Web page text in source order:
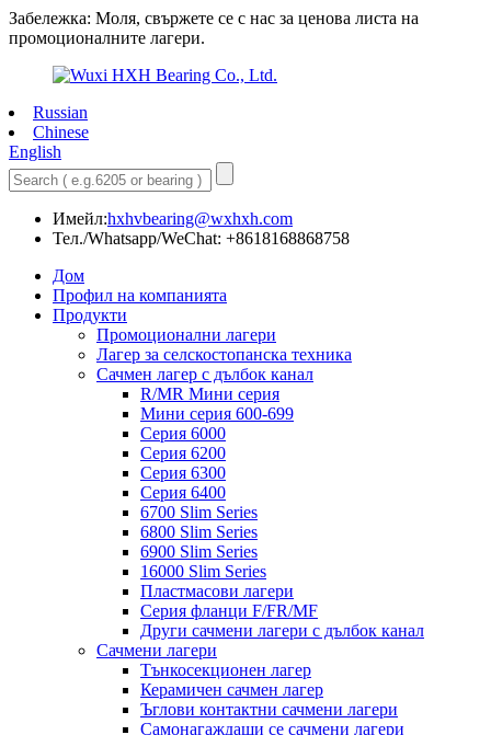
Забележка: Моля, свържете се с нас за ценова листа на
промоционалните лагери.
Russian
Chinese
English
Имейл:hxhvbearing@wxhxh.com
Тел./Whatsapp/WeChat: +8618168868758
Дом
Профил на компанията
Продукти
Промоционални лагери
Лагер за селскостопанска техника
Сачмен лагер с дълбок канал
R/MR Мини серия
Мини серия 600-699
Серия 6000
Серия 6200
Серия 6300
Серия 6400
6700 Slim Series
6800 Slim Series
6900 Slim Series
16000 Slim Series
Пластмасови лагери
Серия фланци F/FR/MF
Други сачмени лагери с дълбок канал
Сачмени лагери
Тънкосекционен лагер
Керамичен сачмен лагер
Ъглови контактни сачмени лагери
Самонагаждащи се сачмени лагери